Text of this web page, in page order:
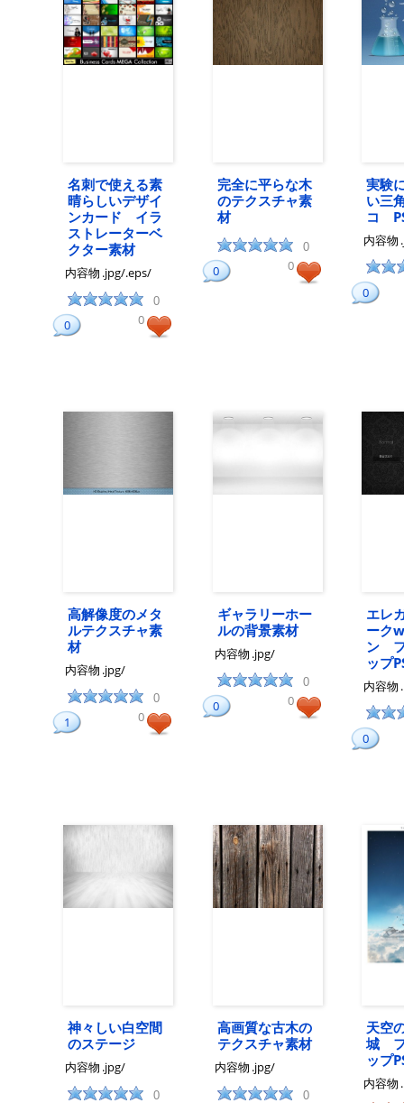
名刺で使える素
晴らしいデザイ
ンカード イラ
ストレーターベ
クター素材
内容物 .jpg/.eps/
0
0 0
完全に平らな木
のテクスチャ素
材
0
0 0
実験
い三
コ
内容物
0
高解像度のメタ
ルテクスチャ素
材
内容物 .jpg/
0
1 0
ギャラリーホー
ルの背景素材
内容物 .jpg/
0
0 0
エレ
ーク
ン
ップ
内容物
0
神々しい白空間
のステージ
内容物 .jpg/
0
高画質な古木の
テクスチャ素材
内容物 .jpg/
0
天空
城
ップ
内容物